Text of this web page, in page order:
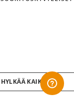
HYLKÄÄ KAIKKI